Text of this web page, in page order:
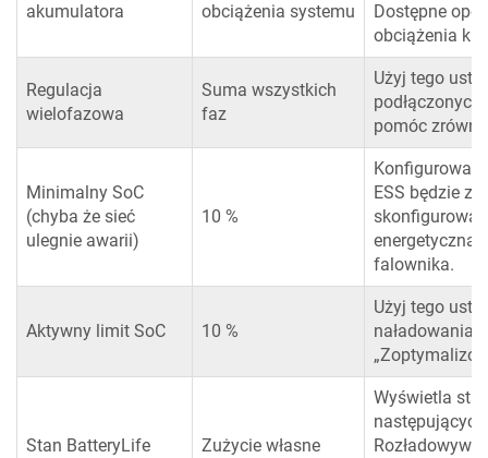
akumulatora
obciążenia systemu
Dostępne
obciążenia
Regulacja
wielofazowa
Suma wszystkich
faz
Użyj tego
pomóc
Minimalny SoC
(chyba że sieć
ulegnie awarii)
10 %
ESS będzie
energetyczna
falownika.
Aktywny limit SoC 10 %
Użyj tego
naładowania
Stan BatteryLife Zużycie własne
Wyświetla